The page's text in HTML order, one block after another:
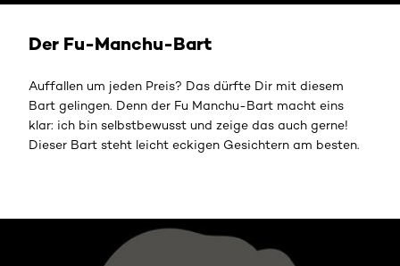
Der Fu-Manchu-Bart
Auffallen um jeden Preis? Das dürfte Dir mit diesem
Bart gelingen. Denn der Fu Manchu-Bart macht eins
klar: ich bin selbstbewusst und zeige das auch gerne!
Dieser Bart steht leicht eckigen Gesichtern am besten.